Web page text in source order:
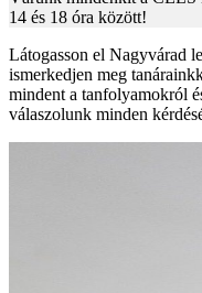
14 és 18 óra között!
Látogasson el Nagyvárad
ismerkedjen meg
mindent a tanfolyamokról
válaszolunk minden